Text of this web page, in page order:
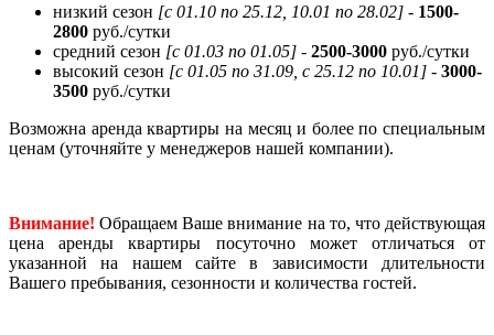
низкий сезон [с 01.10 по 25.12, 10.01 по 28.02] - 1500-
2800 руб./сутки
средний сезон [с 01.03 по 01.05] - 2500-3000 руб./сутки
высокий сезон [с 01.05 по 31.09, с 25.12 по 10.01] - 3000-
3500 руб./сутки
Возможна аренда квартиры на месяц и более по специальным
ценам (уточняйте у менеджеров нашей компании).
Внимание! Обращаем Ваше внимание на то, что действующая
цена аренды квартиры посуточно может отличаться от
указанной на нашем сайте в зависимости длительности
Вашего пребывания, сезонности и количества гостей.